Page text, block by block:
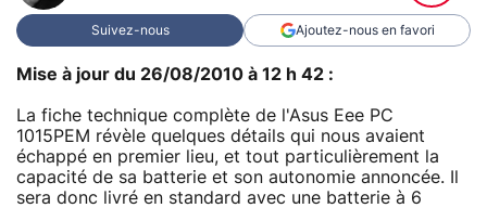
Suivez-nous Ajoutez-nous en favori
Mise à jour du 26/08/2010 à 12 h 42 :
La fiche technique complète de l'Asus Eee PC
1015PEM révèle quelques détails qui nous avaient
échappé en premier lieu, et tout particulièrement la
capacité de sa batterie et son autonomie annoncée. Il
sera donc livré en standard avec une batterie à 6